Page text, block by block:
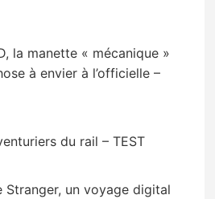
la manette « mécanique »
à envier à l’officielle –
du rail – TEST
Stranger, un voyage digital